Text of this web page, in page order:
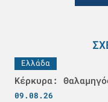
Ελλάδα
Κέρκυρα:
09.08.26